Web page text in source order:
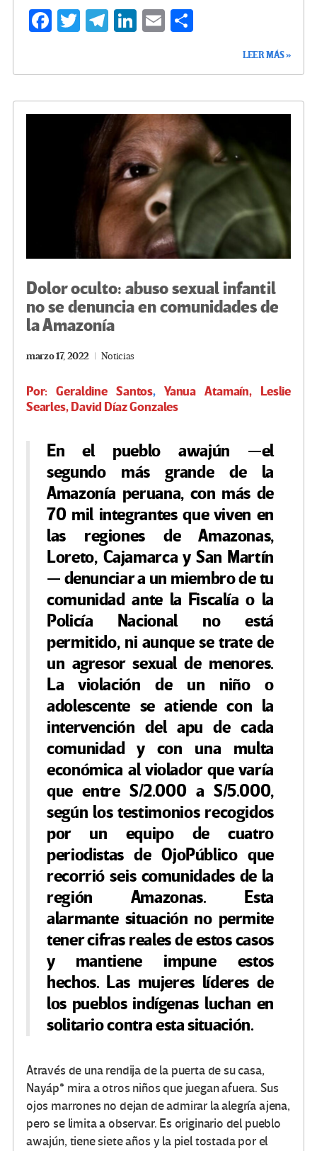
Fa
o
T
Te
m
Li
n
E
ar
tir
LEER MÁS »
Dolor oculto: abuso sexual infantil
no se denuncia en comunidades de
la Amazonía
marzo 17, 2022 Noticias
Por:Geraldine Santos,Yanua Atamaín, Leslie
Searles, David Díaz Gonzales
En el pueblo awajún —el
segundo más grande de la
Amazonía peruana, con más de
70 mil integrantes que viven en
las regiones de Amazonas,
Loreto, Cajamarca y San Martín
— denunciar a un miembro de tu
comunidad ante la Fiscalía o la
Policía Nacional no está
permitido, ni aunque se trate de
un agresor sexual de menores.
La violación de un niño o
adolescente se atiende con la
intervención del apu de cada
comunidad y con una multa
económica al violador que varía
que entre S/2.000 a S/5.000,
según los testimonios recogidos
por un equipo de cuatro
periodistas de OjoPúblico que
recorrió seis comunidades de la
región Amazonas. Esta
alarmante situación no permite
tener cifras reales de estos casos
y mantiene impune estos
hechos. Las mujeres líderes de
los pueblos indígenas luchan en
solitario contra esta situación.
Através de una rendija de la puerta de su casa,
Nayáp* mira a otros niños que juegan afuera. Sus
ojos marrones no dejan de admirar la alegría ajena,
pero se limita a observar. Es originario del pueblo
awajún, tiene siete años y la piel tostada por el